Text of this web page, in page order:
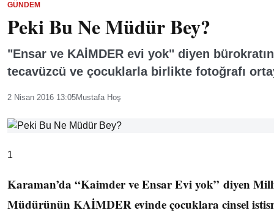
GÜNDEM
Peki Bu Ne Müdür Bey?
"Ensar ve KAİMDER evi yok" diyen
tecavüzcü ve çocuklarla birlikte fotoğrafı
2 Nisan 2016 13:05Mustafa Hoş
1
Karaman’da “Kaimder ve Ensar Evi yok” diyen
Müdürünün KAİMDER evinde çocuklara cinsel